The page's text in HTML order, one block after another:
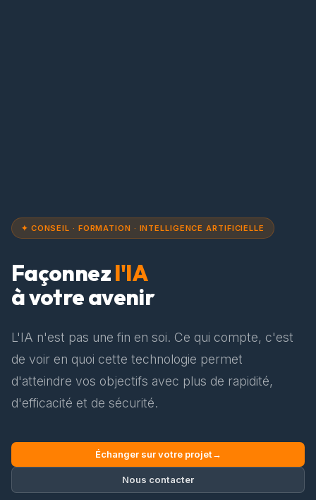
✦ CONSEIL · FORMATION · INTELLIGENCE ARTIFICIELLE
Façonnezl'IA
à votre avenir
L'IA n'est pas une fin en soi. Ce qui compte, c'est
de voir en quoi cette technologie permet
d'atteindre vos objectifs avec plus de rapidité,
d'efficacité et de sécurité.
Échanger sur votre projet→
Nous contacter